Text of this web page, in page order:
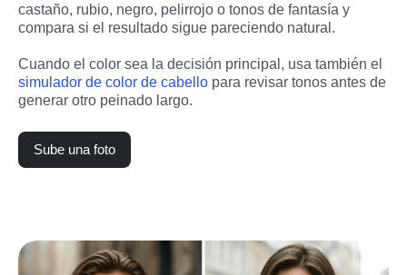
castaño, rubio, negro, pelirrojo o tonos de fantasía y
compara si el resultado sigue pareciendo natural.
simulador de color de cabello para revisar tonos antes de
generar otro peinado largo.
Sube una foto